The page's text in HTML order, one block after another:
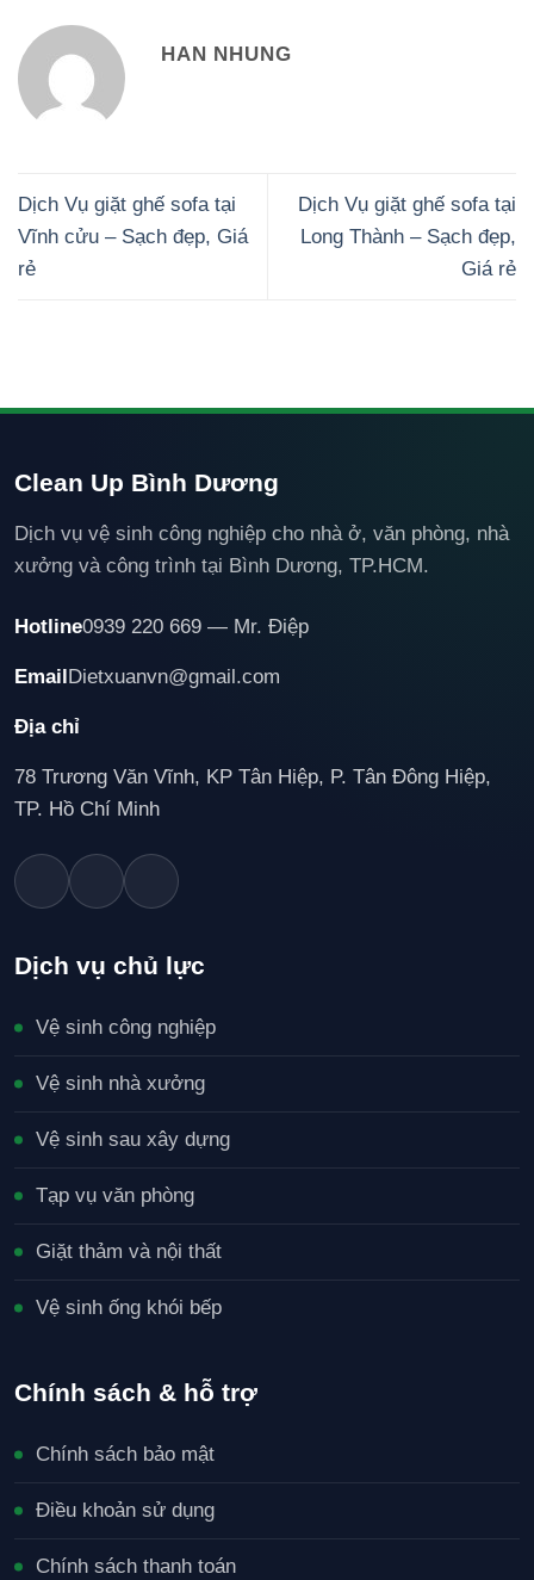
HAN NHUNG
Dịch Vụ giặt ghế sofa tại
Vĩnh cửu – Sạch đẹp, Giá
rẻ
Dịch Vụ giặt ghế sofa tại
Long Thành – Sạch đẹp,
Giá rẻ
Clean Up Bình Dương
Dịch vụ vệ sinh công nghiệp cho nhà ở, văn phòng, nhà
xưởng và công trình tại Bình Dương, TP.HCM.
Hotline0939 220 669 — Mr. Điệp
EmailDietxuanvn@gmail.com
Địa chỉ
78 Trương Văn Vĩnh, KP Tân Hiệp, P. Tân Đông Hiệp,
TP. Hồ Chí Minh
Dịch vụ chủ lực
Vệ sinh công nghiệp
Vệ sinh nhà xưởng
Vệ sinh sau xây dựng
Tạp vụ văn phòng
Giặt thảm và nội thất
Vệ sinh ống khói bếp
Chính sách & hỗ trợ
Chính sách bảo mật
Điều khoản sử dụng
Chính sách thanh toán